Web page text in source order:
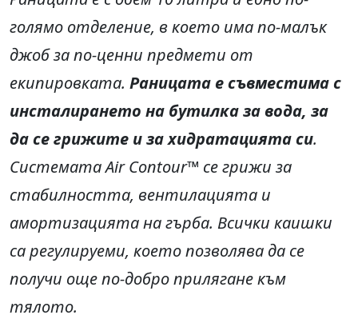
голямо отделение, в което има по-малък
джоб за по-ценни предмети от
екипировката. Раницата е съвместима с
инсталирането на бутилка за вода, за
да се грижите и за хидратацията си.
Системата Air Contour™ се грижи за
стабилността, вентилацията и
амортизацията на гърба. Всички каишки
са регулируеми, което позволява да се
получи още по-добро прилягане към
тялото.